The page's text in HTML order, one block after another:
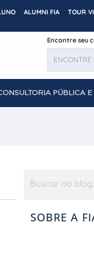
ALUMNI FIA TOUR
Encontre seu
PÚBLICA E
SOBRE A